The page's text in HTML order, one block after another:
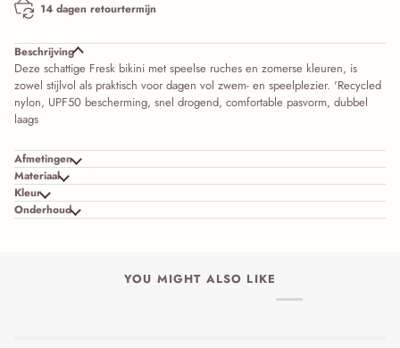
14 dagen retourtermijn
Beschrijving
Deze schattige Fresk bikini met speelse ruches en zomerse kleuren, is
zowel stijlvol als praktisch voor dagen vol zwem- en speelplezier. 'Recycled
nylon, UPF50 bescherming, snel drogend, comfortable pasvorm, dubbel
laags
Afmetingen
Materiaal
Kleur
Onderhoud
YOU MIGHT ALSO LIKE